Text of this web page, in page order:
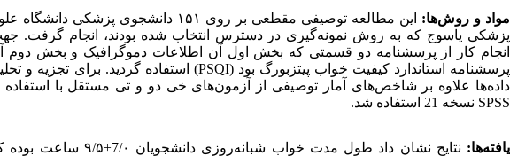
مواد و روش‌ها:
این مطالعه توصیفی مقطعی بر روی ۱۵۱ دانشجوی پزشکی دانشگاه
پزشکی یاسوج که به‌ روش نمونه‌گیری در دسترس انتخاب ‌شده بودند، انجام گرفت.
انجام کار از پرسشنامه دو قسمتی که بخش اول آن اطلاعات دموگرافیک و بخش دوم
پرسشنامه استاندارد کیفیت خواب پیتزبورگ بود (PSQI) استفاده گردید. برای تجزیه ‌و
داده‌ها علاوه بر شاخص‌های آمار توصیفی از آزمون‌های خی دو و تی مستقل با ‌استفاده
SPSS نسخه 21 استفاده شد.
یافته‌ها:
نتایج نشان داد طول مدت خواب شبانه‌روزی دانشجویان 7/۰±۹/۵